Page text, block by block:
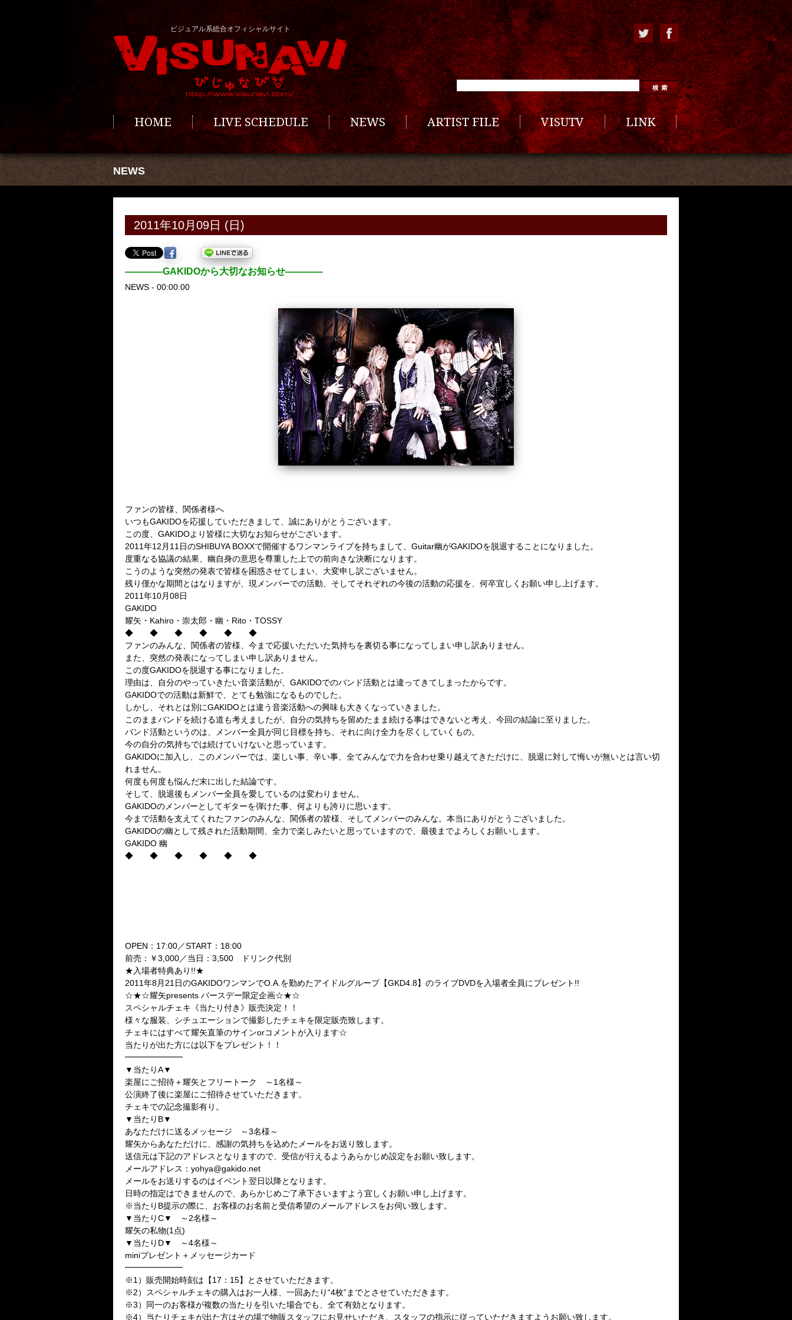
ビジュアル系総合オフィシャルサイト
HOME LIVE SCHEDULE NEWS ARTIST FILE VISUTV LINK
NEWS
2011年10月09日 (日)
————GAKIDOから大切なお知らせ————
NEWS - 00:00:00
ファンの皆様、関係者様へ
いつもGAKIDOを応援していただきまして、誠にありがとうございます。
この度、GAKIDOより皆様に大切なお知らせがございます。
2011年12月11日のSHIBUYA BOXXで開催するワンマンライブを持ちまして、Guitar幽がGAKIDOを脱退することになりました。
度重なる協議の結果、幽自身の意思を尊重した上での前向きな決断になります。
こうのような突然の発表で皆様を困惑させてしまい、大変申し訳ございません。
残り僅かな期間とはなりますが、現メンバーでの活動、そしてそれぞれの今後の活動の応援を、何卒宜しくお願い申し上げます。
2011年10月08日
GAKIDO
耀矢・Kahiro・崇太郎・幽・Rito・TOSSY
◆ ◆ ◆ ◆ ◆ ◆
ファンのみんな、関係者の皆様、今まで応援いただいた気持ちを裏切る事になってしまい申し訳ありません。
また、突然の発表になってしまい申し訳ありません。
この度GAKIDOを脱退する事になりました。
理由は、自分のやっていきたい音楽活動が、GAKIDOでのバンド活動とは違ってきてしまったからです。
GAKIDOでの活動は新鮮で、とても勉強になるものでした。
しかし、それとは別にGAKIDOとは違う音楽活動への興味も大きくなっていきました。
このままバンドを続ける道も考えましたが、自分の気持ちを留めたまま続ける事はできないと考え、今回の結論に至りました。
バンド活動というのは、メンバー全員が同じ目標を持ち、それに向け全力を尽くしていくもの。
今の自分の気持ちでは続けていけないと思っています。
GAKIDOに加入し、このメンバーでは、楽しい事、辛い事、全てみんなで力を合わせ乗り越えてきただけに、脱退に対して悔いが無いとは言い切
れません。
何度も何度も悩んだ末に出した結論です。
そして、脱退後もメンバー全員を愛しているのは変わりません。
GAKIDOのメンバーとしてギターを弾けた事、何よりも誇りに思います。
今まで活動を支えてくれたファンのみんな、関係者の皆様、そしてメンバーのみんな。本当にありがとうございました。
GAKIDOの幽として残された活動期間、全力で楽しみたいと思っていますので、最後までよろしくお願いします。
GAKIDO 幽
◆ ◆ ◆ ◆ ◆ ◆
OPEN：17:00／START：18:00
前売：￥3,000／当日：3,500 ドリンク代別
★入場者特典あり!!★
2011年8月21日のGAKIDOワンマンでO.A.を勤めたアイドルグループ【GKD4.8】のライブDVDを入場者全員にプレゼント!!
☆★☆耀矢presents バースデー限定企画☆★☆
スペシャルチェキ《当たり付き》販売決定！！
様々な服装、シチュエーションで撮影したチェキを限定販売致します。
チェキにはすべて耀矢直筆のサインorコメントが入ります☆
当たりが出た方には以下をプレゼント！！
━━━━━━━
▼当たりA▼
楽屋にご招待＋耀矢とフリートーク ～1名様～
公演終了後に楽屋にご招待させていただきます。
チェキでの記念撮影有り。
▼当たりB▼
あなただけに送るメッセージ ～3名様～
耀矢からあなただけに、感謝の気持ちを込めたメールをお送り致します。
送信元は下記のアドレスとなりますので、受信が行えるようあらかじめ設定をお願い致します。
メールアドレス：yohya@gakido.net
メールをお送りするのはイベント翌日以降となります。
日時の指定はできませんので、あらかじめご了承下さいますよう宜しくお願い申し上げます。
※当たりB提示の際に、お客様のお名前と受信希望のメールアドレスをお伺い致します。
▼当たりC▼ ～2名様～
耀矢の私物(1点)
▼当たりD▼ ～4名様～
miniプレゼント＋メッセージカード
━━━━━━━
※1）販売開始時刻は【17：15】とさせていただきます。
※2）スペシャルチェキの購入はお一人様、一回あたり“4枚”までとさせていただきます。
※3）同一のお客様が複数の当たりを引いた場合でも、全て有効となります。
※4）当たりチェキが出た方はその場で物販スタッフにお見せいただき、スタッフの指示に従っていただきますようお願い致します。